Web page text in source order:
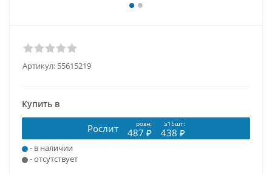
Артикул: 55615219
Купить в
Рослит розн: ≥15шт:
487 ₽ 438 ₽
- в наличии
- отсутствует